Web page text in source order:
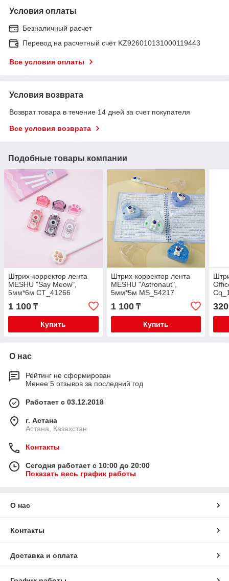
Условия оплаты
Безналичный расчет
Перевод на расчетный счёт KZ926010131000119443
Все условия оплаты
Условия возврата
Возврат товара в течение 14 дней за счет покупателя
Все условия возврата
Подобные товары компании
Штрих-корректор лента
MESHU "Say Meow",
5мм*6м CT_41266
1 100 ₸
Купить
Штрих-корректор лента
MESHU "Astronaut",
5мм*5м MS_54217
1 100₸
Купить
320
О нас
Рейтинг не сформирован
Менее 5 отзывов за последний год
Работает с 03.12.2018
г. Астана
Астана, Казахстан
Контакты
Сегодня работает с 10:00 до 20:00
Показать весь график работы
О нас
Контакты
Доставка и оплата